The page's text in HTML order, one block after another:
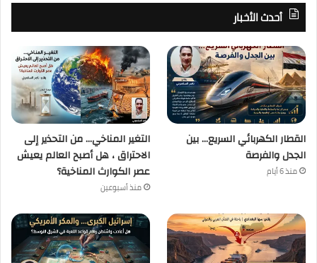
أحدث الأخبار
القطار الكهربائي السريع… بين
الجدل والفرصة
منذ 6 أيام
التغير المناخي… من التحذير إلى
الاحتراق ، هل أصبح العالم يعيش
عصر الكوارث المناخية؟
منذ أسبوعين